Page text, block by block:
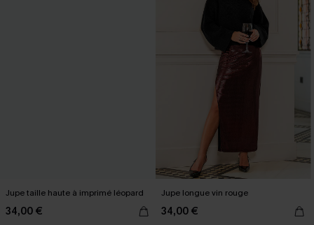
Jupe taille haute à imprimé léopard
34,00 €
Jupe longue vin rouge
34,00 €